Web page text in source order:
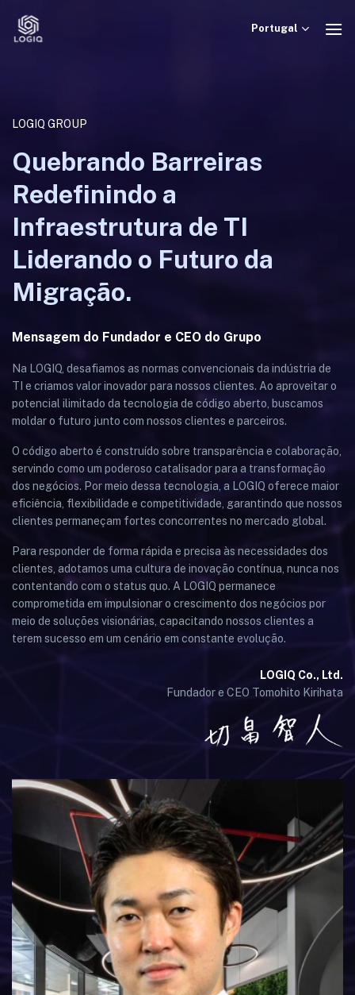
Portugal
LOGIQ GROUP
Quebrando Barreiras
Redefinindo a
Infraestrutura de TI
Liderando o Futuro da
Migração.
Mensagem do Fundador e CEO do Grupo
Na LOGIQ, desafiamos as normas convencionais da indústria de
TI e criamos valor inovador para nossos clientes. Ao aproveitar o
potencial ilimitado da tecnologia de código aberto, buscamos
moldar o futuro junto com nossos clientes e parceiros.
O código aberto é construído sobre transparência e colaboração,
servindo como um poderoso catalisador para a transformação
dos negócios. Por meio dessa tecnologia, a LOGIQ oferece maior
eficiência, flexibilidade e competitividade, garantindo que nossos
clientes permaneçam fortes concorrentes no mercado global.
Para responder de forma rápida e precisa às necessidades dos
clientes, adotamos uma cultura de inovação contínua, nunca nos
contentando com o status quo. A LOGIQ permanece
comprometida em impulsionar o crescimento dos negócios por
meio de soluções visionárias, capacitando nossos clientes a
terem sucesso em um cenário em constante evolução.
LOGIQ Co., Ltd.
Fundador e CEO Tomohito Kirihata